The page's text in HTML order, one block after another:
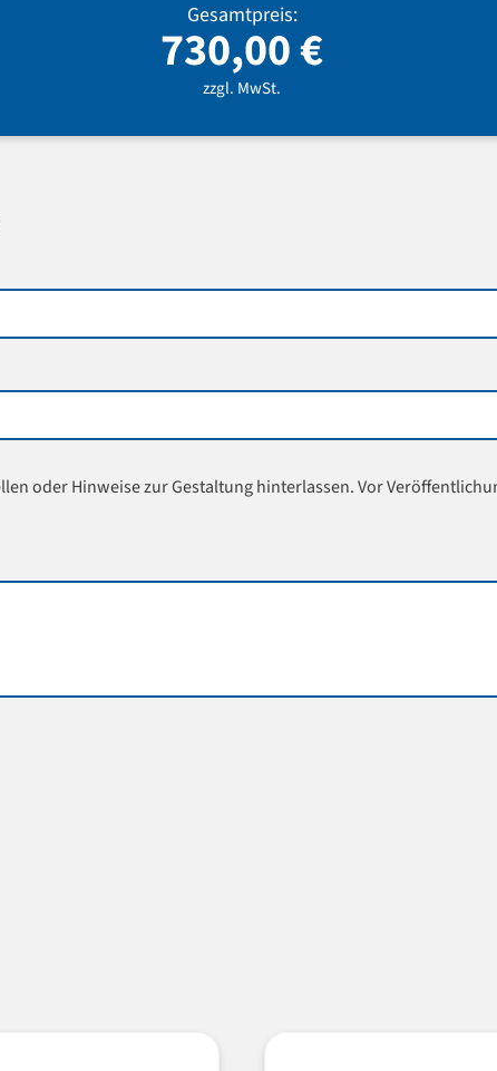
Gesamtpreis:
730,00€
zzgl. MwSt.
oder Hinweise zur Gestaltung hinterlassen. Vor